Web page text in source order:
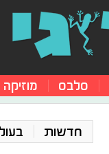
סלבס מוזיקה
חדשות